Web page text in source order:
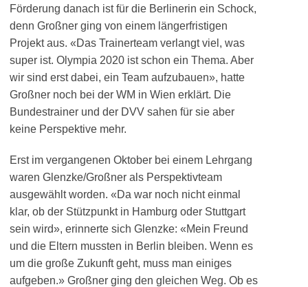
Förderung danach ist für die Berlinerin ein Schock,
denn Großner ging von einem längerfristigen
Projekt aus. «Das Trainerteam verlangt viel, was
super ist. Olympia 2020 ist schon ein Thema. Aber
wir sind erst dabei, ein Team aufzubauen», hatte
Großner noch bei der WM in Wien erklärt. Die
Bundestrainer und der DVV sahen für sie aber
keine Perspektive mehr.
Erst im vergangenen Oktober bei einem Lehrgang
waren Glenzke/Großner als Perspektivteam
ausgewählt worden. «Da war noch nicht einmal
klar, ob der Stützpunkt in Hamburg oder Stuttgart
sein wird», erinnerte sich Glenzke: «Mein Freund
und die Eltern mussten in Berlin bleiben. Wenn es
um die große Zukunft geht, muss man einiges
aufgeben.» Großner ging den gleichen Weg. Ob es